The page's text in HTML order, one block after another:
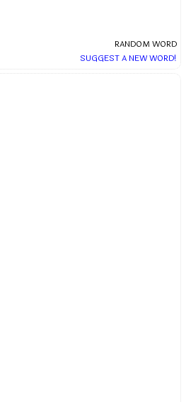
RANDOM WORD
SUGGEST A NEW WORD!